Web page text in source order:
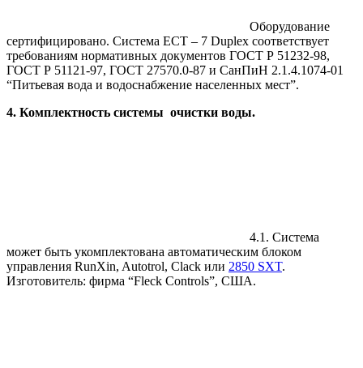
Оборудование
сертифицировано. Система ECT – 7 Duplex соответствует
требованиям нормативных документов ГОСТ Р 51232-98,
ГОСТ Р 51121-97, ГОСТ 27570.0-87 и СанПиН 2.1.4.1074-01
“Питьевая вода и водоснабжение населенных мест”.
4. Комплектность системы очистки воды.
4.1. Система
может быть укомплектована автоматическим блоком
управления RunXin, Autotrol, Clack или 2850 SXT.
Изготовитель: фирма “Fleck Controls”, США.